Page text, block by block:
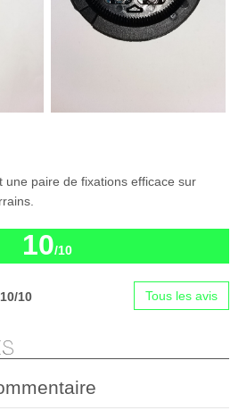
une paire de fixations efficace sur
10/10
10/10 Tous les avis